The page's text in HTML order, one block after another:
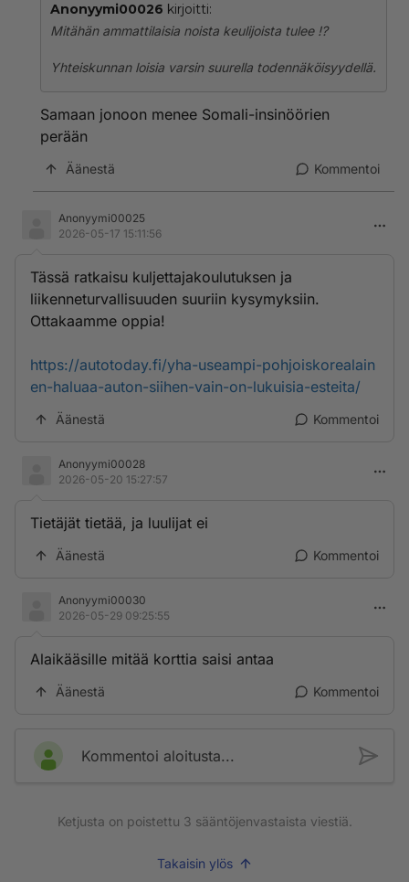
Anonyymi00026 kirjoitti:
Mitähän ammattilaisia noista keulijoista tulee !?
Yhteiskunnan loisia varsin suurella todennäköisyydellä.
Samaan jonoon menee Somali-insinöörien
perään
Äänestä Kommentoi
Anonyymi00025
2026-05-17 15:11:56
Tässä ratkaisu kuljettajakoulutuksen ja
liikenneturvallisuuden suuriin kysymyksiin.
Ottakaamme oppia!
https://autotoday.fi/yha-useampi-pohjoiskorealain
en-haluaa-auton-siihen-vain-on-lukuisia-esteita/
Äänestä Kommentoi
Anonyymi00028
2026-05-20 15:27:57
Tietäjät tietää, ja luulijat ei
Äänestä Kommentoi
Anonyymi00030
2026-05-29 09:25:55
Alaikääsille mitää korttia saisi antaa
Äänestä Kommentoi
Kommentoi aloitusta...
Ketjusta on poistettu 3 sääntöjenvastaista viestiä.
Takaisin ylös